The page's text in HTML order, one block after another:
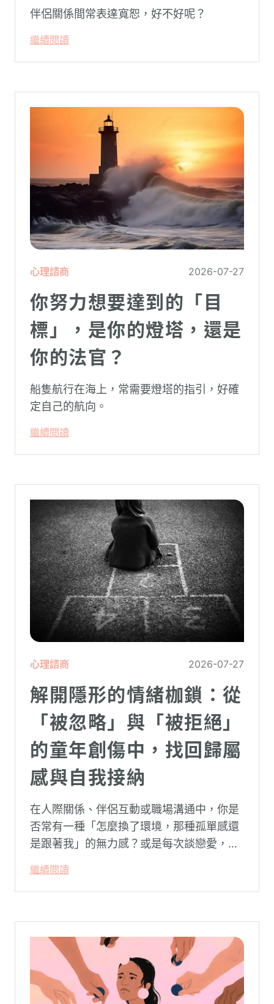
伴侶關係間常表達寬恕，好不好呢？
繼續閱讀
心理諮商 2026-07-27
你努力想要達到的「目
標」，是你的燈塔，還是
你的法官？
船隻航行在海上，常需要燈塔的指引，好確
定自己的航向。
繼續閱讀
心理諮商 2026-07-27
解開隱形的情緒枷鎖：從
「被忽略」與「被拒絕」
的童年創傷中，找回歸屬
感與自我接納
在人際關係、伴侶互動或職場溝通中，你是
否常有一種「怎麼換了環境，那種孤單感還
是跟著我」的無力感？或是每次談戀愛，總
卻演變成兩敗俱傷？
繼續閱讀